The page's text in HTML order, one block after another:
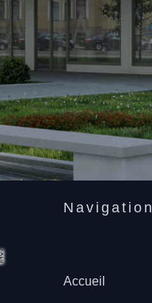
Navigation
Accueil